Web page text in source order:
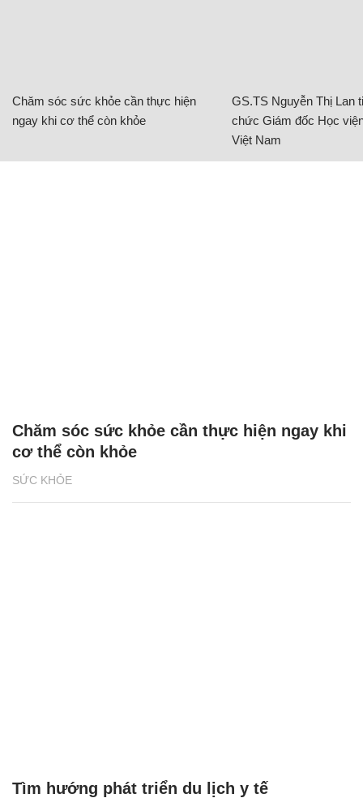
Chăm sóc sức khỏe cần thực hiện
ngay khi cơ thể còn khỏe
GS.TS Nguyễn Thị Lan
chức Giám đốc Học
Việt Nam
SỨC KHỎE
Chăm sóc sức khỏe cần thực hiện ngay khi
cơ thể còn khỏe
Tìm hướng phát triển du lịch y tế